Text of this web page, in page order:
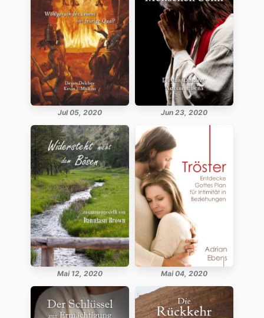
Jul 05, 2020 Jun 23, 2020
Mai 12, 2020 Mai 04, 2020